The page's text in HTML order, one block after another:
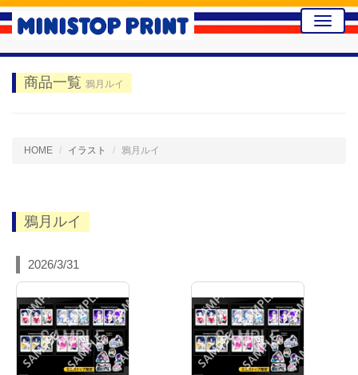
Toggle
商品一覧 鴉月ルイ
HOME イラスト 鴉月ルイ
鴉月ルイ
2026/3/31